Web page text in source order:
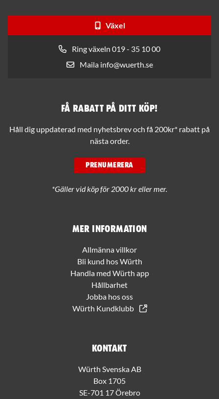
Växel
Ring växeln 019 - 35 10 00
Maila info@wuerth.se
Mer information
Allmänna villkor
Bli kund hos Würth
Handla med Würth app
Hållbarhet
Jobba hos oss
Würth Kundklubb
Kontakt
Würth Svenska AB
Box 1705
SE-701 17 Örebro
Få rabatt på ditt köp!
Håll dig uppdaterad med nyhetsbrev och få 200kr* rabatt på
nästa order.
PRENUMERERA
*Gäller vid köp för 2000 kr eller mer.